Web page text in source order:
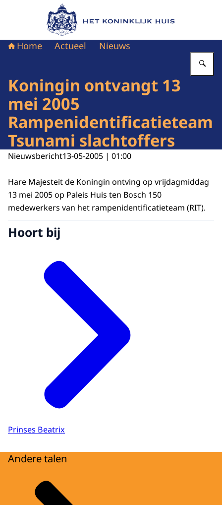
Naar de homepage van Het Koninklijk Huis
Home Actueel Nieuws
Koningin ontvangt 13
mei 2005
Rampenidentificatieteam
Tsunami slachtoffers
Nieuwsbericht13-05-2005 | 01:00
Hare Majesteit de Koningin ontving op vrijdagmiddag
13 mei 2005 op Paleis Huis ten Bosch 150
medewerkers van het rampenidentificatieteam (RIT).
Hoort bij
Prinses Beatrix
Andere talen